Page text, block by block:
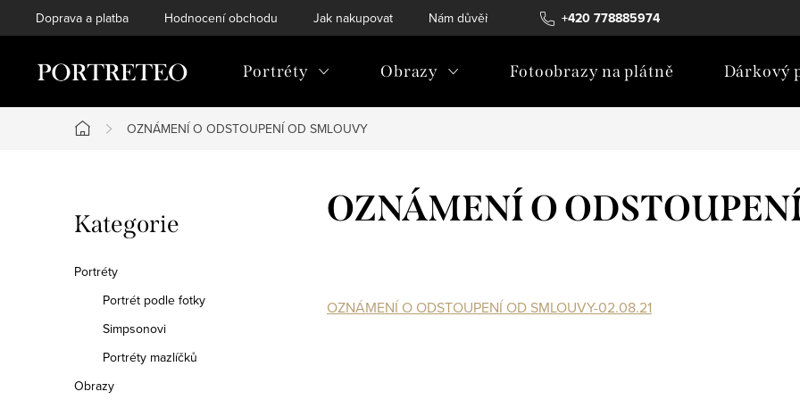
na
+420 778885974
Doprava a platba Hodnocení obchodu Jak nakupovat Nám důvěřují Obchodní podmínky
Portréty Obrazy Fotoobrazy na plátně Dárkový
Domů
OZNÁMENÍ O ODSTOUPENÍ OD SMLOUVY
o
s
a
Přeskočit
kategorie
Kategorie
Portréty
Portrét podle fotky
Simpsonovi
Portréty mazlíčků
Obrazy
OZNÁMENÍ O
OZNÁMENÍ O ODSTOUPENÍ OD SMLOUVY-02.08.21